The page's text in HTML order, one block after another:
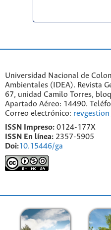
Universidad Nacional de
Ambientales (IDEA). Revista
67, unidad Camilo Torres,
Apartado Aéreo: 14490.
Correo electrónico:
ISSN Impreso: 0124-177X
ISSN En línea: 2357-5905
Doi:10.15446/ga